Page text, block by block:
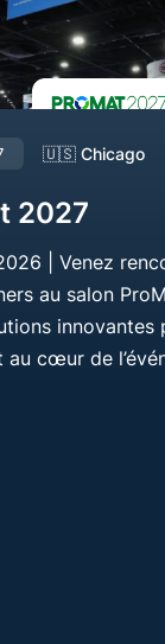
🇺🇸 Chicago
2027
| Venez
au salon
innovantes
au cœur de